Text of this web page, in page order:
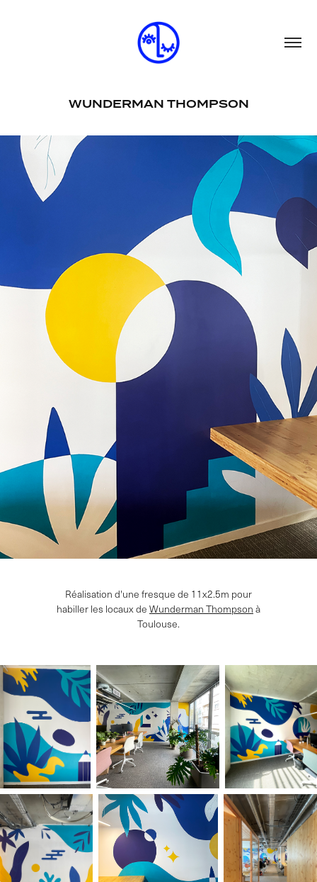
WUNDERMAN THOMPSON
Réalisation d'une fresque de 11x2.5m pour
habiller les locaux de Wunderman Thompson à
Toulouse.